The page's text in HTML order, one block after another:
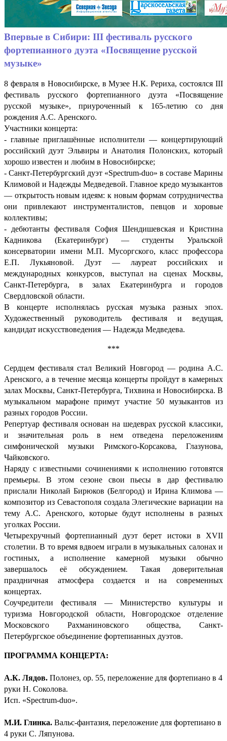
Впервые в Сибири: III фестиваль русского
фортепианного дуэта «Посвящение русской
музыке»
8 февраля в Новосибирске, в Музее Н.К. Рериха, состоялся III
фестиваль русского фортепианного дуэта «Посвящение
русской музыке», приуроченный к 165-летию со дня
рождения А.С. Аренского.
Участники концерта:
- главные приглашённые исполнители — концертирующий
российский дуэт Эльвиры и Анатолия Полонских, который
хорошо известен и любим в Новосибирске;
- Санкт-Петербургский дуэт «Spectrum-duo» в составе Марины
Климовой и Надежды Медведевой. Главное кредо музыкантов
— открытость новым идеям: к новым формам сотрудничества
они привлекают инструменталистов, певцов и хоровые
коллективы;
- дебютанты фестиваля София Шендишевская и Кристина
Кадникова (Екатеринбург) — студенты Уральской
консерватории имени М.П. Мусоргского, класс профессора
Е.П. Лукьяновой. Дуэт — лауреат российских и
международных конкурсов, выступал на сценах Москвы,
Санкт-Петербурга, в залах Екатеринбурга и городов
Свердловской области.
В концерте исполнялась русская музыка разных эпох.
Художественный руководитель фестиваля и ведущая,
кандидат искусствоведения — Надежда Медведева.
***
Сердцем фестиваля стал Великий Новгород — родина А.С.
Аренского, а в течение месяца концерты пройдут в камерных
залах Москвы, Санкт-Петербурга, Тихвина и Новосибирска. В
музыкальном марафоне примут участие 50 музыкантов из
разных городов России.
Репертуар фестиваля основан на шедеврах русской классики,
и значительная роль в нем отведена переложениям
симфонической музыки Римского-Корсакова, Глазунова,
Чайковского.
Наряду с известными сочинениями к исполнению готовятся
премьеры. В этом сезоне свои пьесы в дар фестивалю
прислали Николай Бирюков (Белгород) и Ирина Климова —
композитор из Севастополя создала Элегические вариации на
тему А.С. Аренского, которые будут исполнены в разных
уголках России.
Четырехручный фортепианный дуэт берет истоки в XVII
столетии. В то время вдвоем играли в музыкальных салонах и
гостиных, а исполнение камерной музыки обычно
завершалось её обсуждением. Такая доверительная
праздничная атмосфера создается и на современных
концертах.
Соучредители фестиваля — Министерство культуры и
туризма Новгородской области, Новгородское отделение
Московского Рахманиновского общества, Санкт-
Петербургское объединение фортепианных дуэтов.
ПРОГРАММА КОНЦЕРТА:
А.К. Лядов. Полонез, ор. 55, переложение для фортепиано в 4
руки Н. Соколова.
Исп. «Spectrum-duo».
М.И. Глинка. Вальс-фантазия, переложение для фортепиано в
4 руки С. Ляпунова.